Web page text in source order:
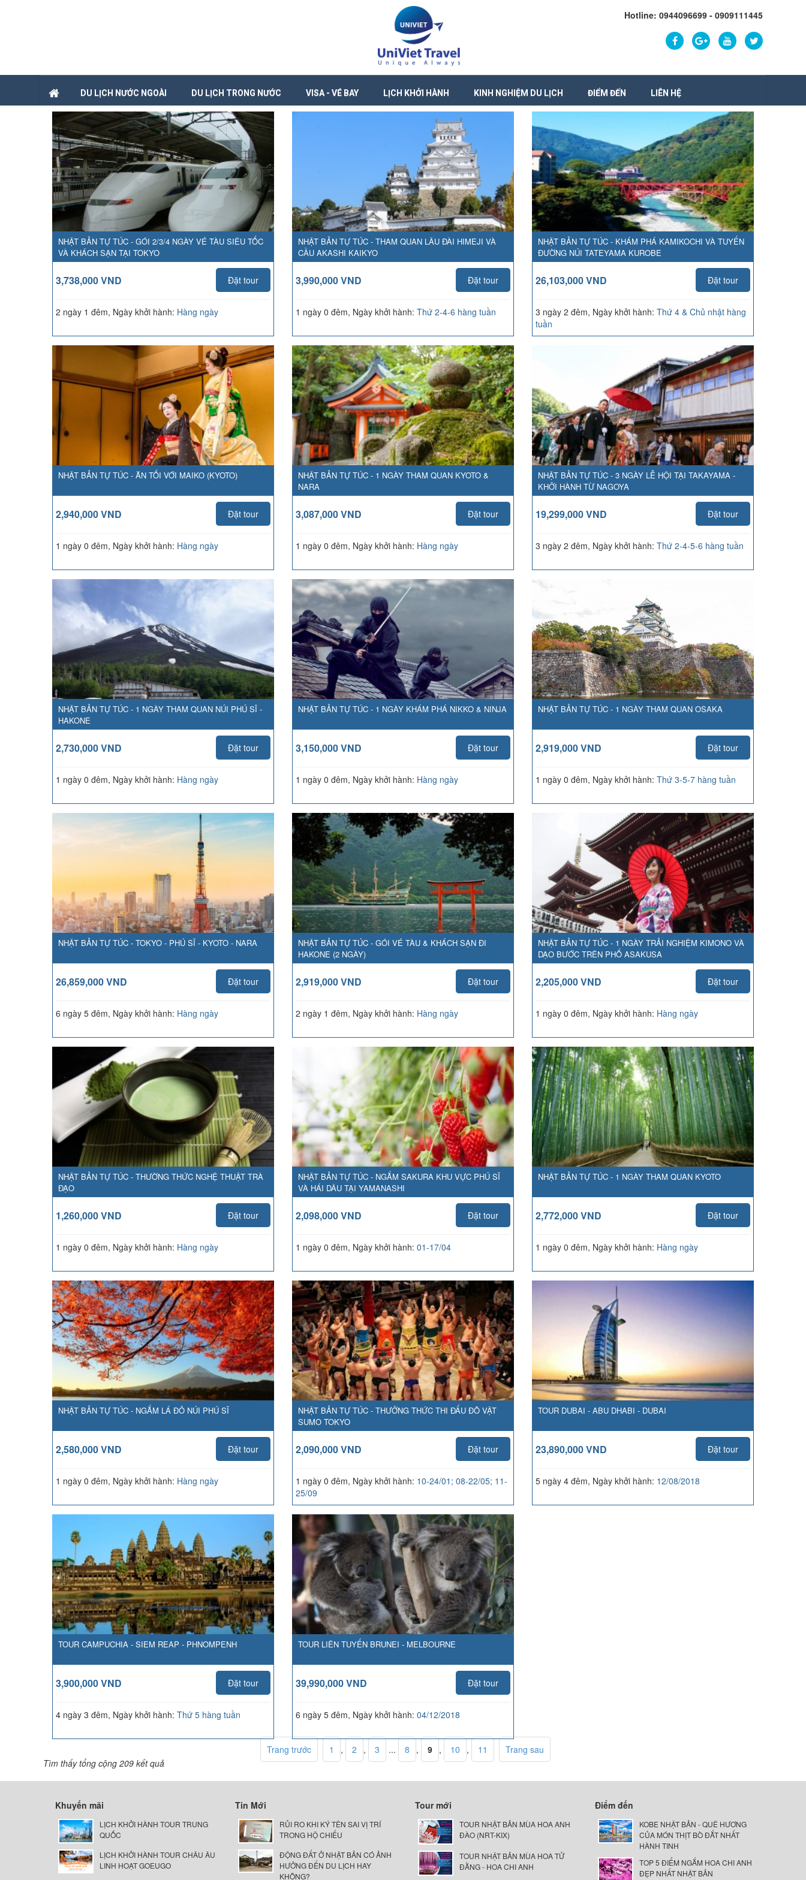
Hotline: 0944096699 - 0909111445
DU LỊCH NƯỚC NGOÀI DU LỊCH TRONG NƯỚC VISA - VÉ BAY LỊCH KHỞI HÀNH KINH NGHIỆM DU LỊCH ĐIỂM ĐẾN LIÊN HỆ
NHẬT BẢN TỰ TÚC - GÓI 2/3/4 NGÀY VÉ TÀU SIÊU TỐC
VÀ KHÁCH SẠN TẠI TOKYO
3,738,000 VND Đặt tour
2 ngày 1 đêm, Ngày khởi hành: Hàng ngày
NHẬT BẢN TỰ TÚC - THAM QUAN LÂU ĐÀI HIMEJI VÀ
CẦU AKASHI KAIKYO
3,990,000 VND Đặt tour
1 ngày 0 đêm, Ngày khởi hành: Thứ 2-4-6 hàng tuần
NHẬT BẢN TỰ TÚC - KHÁM PHÁ KAMIKOCHI VÀ TUYẾN
ĐƯỜNG NÚI TATEYAMA KUROBE
26,103,000 VND Đặt tour
3 ngày 2 đêm, Ngày khởi hành: Thứ 4 & Chủ nhật hàng
tuần
NHẬT BẢN TỰ TÚC - ĂN TỐI VỚI MAIKO (KYOTO)
2,940,000 VND Đặt tour
1 ngày 0 đêm, Ngày khởi hành: Hàng ngày
NHẬT BẢN TỰ TÚC - 1 NGÀY THAM QUAN KYOTO &
NARA
3,087,000 VND Đặt tour
1 ngày 0 đêm, Ngày khởi hành: Hàng ngày
NHẬT BẢN TỰ TÚC - 3 NGÀY LỄ HỘI TẠI TAKAYAMA -
KHỞI HÀNH TỪ NAGOYA
19,299,000 VND Đặt tour
3 ngày 2 đêm, Ngày khởi hành: Thứ 2-4-5-6 hàng tuần
NHẬT BẢN TỰ TÚC - 1 NGÀY THAM QUAN NÚI PHÚ SĨ -
HAKONE
2,730,000 VND Đặt tour
1 ngày 0 đêm, Ngày khởi hành: Hàng ngày
NHẬT BẢN TỰ TÚC - 1 NGÀY KHÁM PHÁ NIKKO & NINJA
3,150,000 VND Đặt tour
1 ngày 0 đêm, Ngày khởi hành: Hàng ngày
NHẬT BẢN TỰ TÚC - 1 NGÀY THAM QUAN OSAKA
2,919,000 VND Đặt tour
1 ngày 0 đêm, Ngày khởi hành: Thứ 3-5-7 hàng tuần
NHẬT BẢN TỰ TÚC - TOKYO - PHÚ SĨ - KYOTO - NARA
26,859,000 VND Đặt tour
6 ngày 5 đêm, Ngày khởi hành: Hàng ngày
NHẬT BẢN TỰ TÚC - GÓI VÉ TÀU & KHÁCH SẠN ĐI
HAKONE (2 NGÀY)
2,919,000 VND Đặt tour
2 ngày 1 đêm, Ngày khởi hành: Hàng ngày
NHẬT BẢN TỰ TÚC - 1 NGÀY TRẢI NGHIỆM KIMONO VÀ
DẠO BƯỚC TRÊN PHỐ ASAKUSA
2,205,000 VND Đặt tour
1 ngày 0 đêm, Ngày khởi hành: Hàng ngày
NHẬT BẢN TỰ TÚC - THƯỜNG THỨC NGHỆ THUẬT TRÀ
ĐẠO
1,260,000 VND Đặt tour
1 ngày 0 đêm, Ngày khởi hành: Hàng ngày
NHẬT BẢN TỰ TÚC - NGẮM SAKURA KHU VỰC PHÚ SĨ
VÀ HÁI DÂU TẠI YAMANASHI
2,098,000 VND Đặt tour
1 ngày 0 đêm, Ngày khởi hành: 01-17/04
NHẬT BẢN TỰ TÚC - 1 NGÀY THAM QUAN KYOTO
2,772,000 VND Đặt tour
1 ngày 0 đêm, Ngày khởi hành: Hàng ngày
NHẬT BẢN TỰ TÚC - NGẮM LÁ ĐỎ NÚI PHÚ SĨ
2,580,000 VND Đặt tour
1 ngày 0 đêm, Ngày khởi hành: Hàng ngày
NHẬT BẢN TỰ TÚC - THƯỞNG THỨC THI ĐẤU ĐÔ VẬT
SUMO TOKYO
2,090,000 VND Đặt tour
1 ngày 0 đêm, Ngày khởi hành: 10-24/01; 08-22/05; 11-
25/09
TOUR DUBAI - ABU DHABI - DUBAI
23,890,000 VND Đặt tour
5 ngày 4 đêm, Ngày khởi hành: 12/08/2018
TOUR CAMPUCHIA - SIEM REAP - PHNOMPENH
3,900,000 VND Đặt tour
4 ngày 3 đêm, Ngày khởi hành: Thứ 5 hàng tuần
TOUR LIÊN TUYẾN BRUNEI - MELBOURNE
39,990,000 VND Đặt tour
6 ngày 5 đêm, Ngày khởi hành: 04/12/2018
Trang trước 1 , 2 , 3 ... 8 , 9 , 10 , 11
Trang sau
Tìm thấy tổng cộng 209 kết quả
Khuyến mãi
LỊCH KHỞI HÀNH TOUR TRUNG
QUỐC
LỊCH KHỞI HÀNH TOUR CHÂU ÂU
LINH HOẠT GOEUGO
Tin Mới
RỦI RO KHI KÝ TÊN SAI VỊ TRÍ
TRONG HỘ CHIẾU
ĐỘNG ĐẤT Ở NHẬT BẢN CÓ ẢNH
HƯỞNG ĐẾN DU LỊCH HAY
KHÔNG?
Tour mới
TOUR NHẬT BẢN MÙA HOA ANH
ĐÀO (NRT-KIX)
TOUR NHẬT BẢN MÙA HOA TỬ
ĐẰNG - HOA CHI ANH
Điểm đến
KOBE NHẬT BẢN - QUÊ HƯƠNG
CỦA MÓN THỊT BÒ ĐẮT NHẤT
HÀNH TINH
TOP 5 ĐIỂM NGẮM HOA CHI ANH
ĐẸP NHẤT NHẬT BẢN